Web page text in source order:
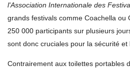
l'Association Internationale des
grands festivals comme Coachella ou
250 000 participants sur plusieurs
sont donc cruciales pour la sécurité et
Contrairement aux toilettes portables